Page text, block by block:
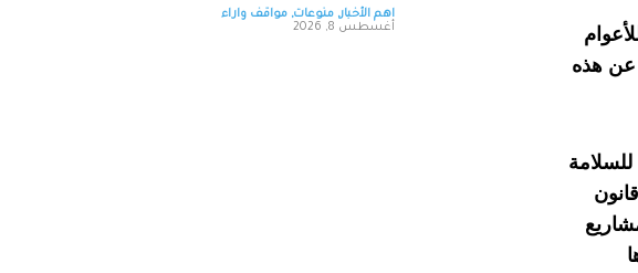
عن هذه
المادة (17 مكرر) من قانون
المشاريع
اهم الأخبار, منوعات, مواقف واراء
أغسطس 8, 2026